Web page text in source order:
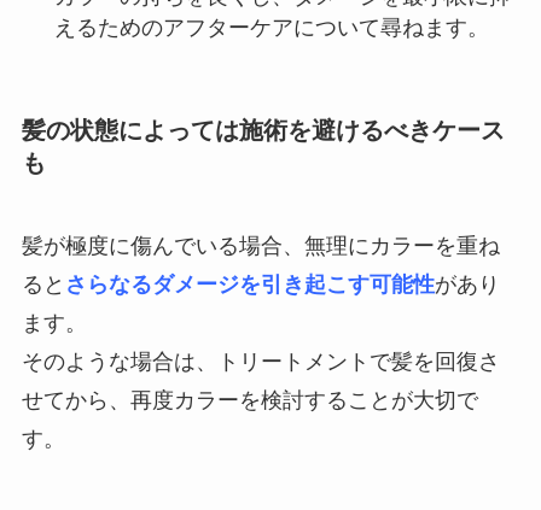
えるためのアフターケアについて尋ねます。
髪の状態によっては施術を避けるべきケース
も
髪が極度に傷んでいる場合、無理にカラーを重ね
ると さらなるダメージを引き起こす可能性があり
ます。
そのような場合は、トリートメントで髪を回復さ
せてから、再度カラーを検討することが大切で
す。